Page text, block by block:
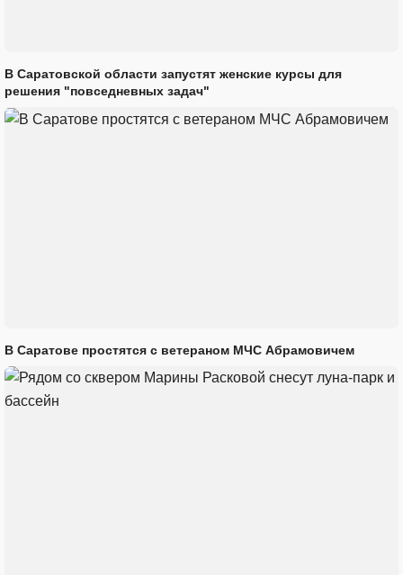
В Саратовской области запустят женские курсы для
решения "повседневных задач"
В Саратове простятся с ветераном МЧС Абрамовичем